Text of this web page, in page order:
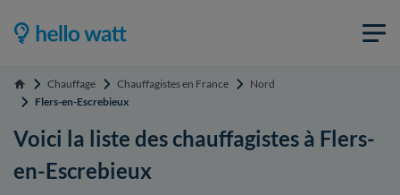
Accueil Chauffage Chauffagistes en France
Nord
Flers-en-Escrebieux
Voici la liste des chauffagistes à Flers-
en-Escrebieux